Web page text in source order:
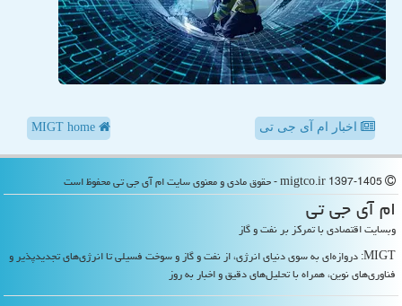
اخبار ام آی جی تی
ام آی جی تی
وبسایت اقتصادی با تمرکز بر نفت و گاز
MIGT: دروازه‌ای به سوی دنیای انرژی، از نفت و گاز و سوخت فسیلی تا انرژی‌های تجدیدپذیر و
فناوری‌های نوین، همراه با تحلیل‌های دقیق و اخبار به روز